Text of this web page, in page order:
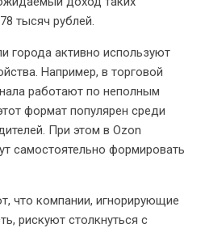
тысяч рублей.
города активно используют
Например, в торговой
работают по неполным
формат популярен среди
При этом в Ozon
самостоятельно формировать
что компании, игнорирующие
рискуют столкнуться с